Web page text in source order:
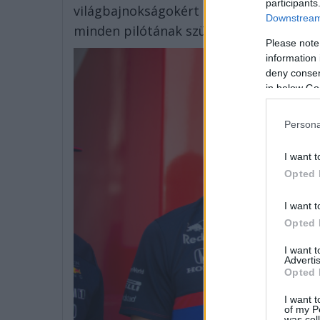
Please
information
deny
in below
I want
Opted
I want
Opted
I want
Opted
I want
of my
világbajnokságokért harcol.
minden pilótának szüksége van ennyi